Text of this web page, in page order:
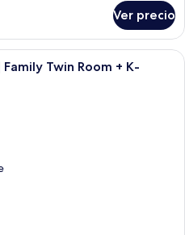
Ver precio
Habitación de hotel con dos camas,
Family Twin Room + K-